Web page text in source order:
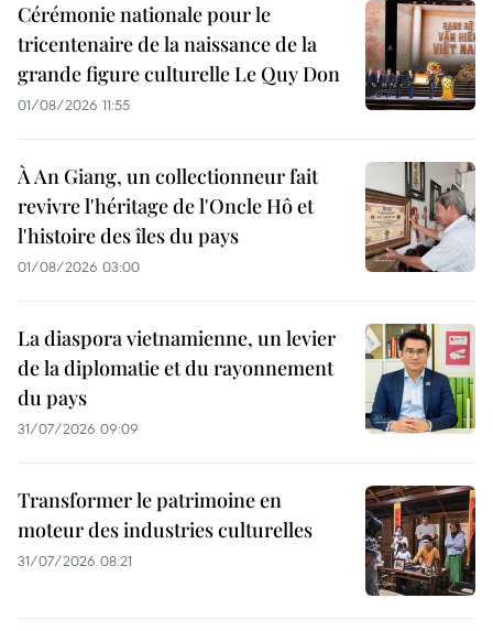
Cérémonie nationale pour le
tricentenaire de la naissance de la
grande figure culturelle Le Quy Don
01/08/2026 11:55
À An Giang, un collectionneur fait
revivre l'héritage de l'Oncle Hô et
l'histoire des îles du pays
01/08/2026 03:00
La diaspora vietnamienne, un levier
de la diplomatie et du rayonnement
du pays
31/07/2026 09:09
Transformer le patrimoine en
moteur des industries culturelles
31/07/2026 08:21